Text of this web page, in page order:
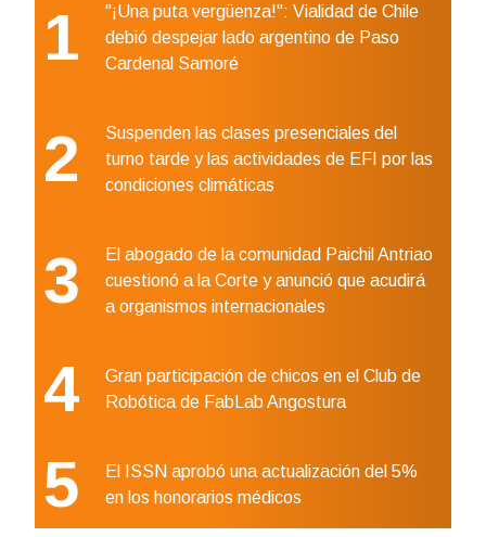
1
"¡Una puta vergüenza!": Vialidad de Chile
debió despejar lado argentino de Paso
Cardenal Samoré
2
Suspenden las clases presenciales del
turno tarde y las actividades de EFI por las
condiciones climáticas
3
El abogado de la comunidad Paichil Antriao
cuestionó a la Corte y anunció que acudirá
a organismos internacionales
4
Gran participación de chicos en el Club de
Robótica de FabLab Angostura
5
El ISSN aprobó una actualización del 5%
en los honorarios médicos